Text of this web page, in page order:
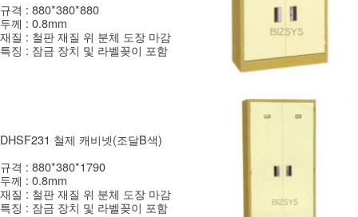
규격 : 880*380*880
두께 : 0.8mm
재질 : 철판 재질 위 분체 도장 마감
특징 : 잠금 장치 및 라벨꽂이 포함
DHSF231 철제 캐비넷(조달B색)
규격 : 880*380*1790
두께 : 0.8mm
재질 : 철판 재질 위 분체 도장 마감
특징 : 잠금 장치 및 라벨꽂이 포함